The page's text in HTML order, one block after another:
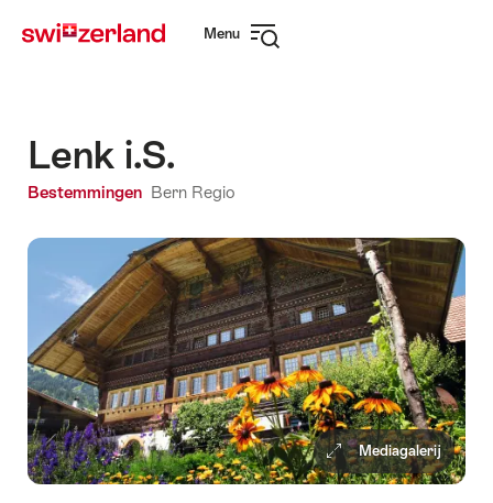
Menu
Lenk i.S.
Bestemmingen Bern Regio
Mediagalerij